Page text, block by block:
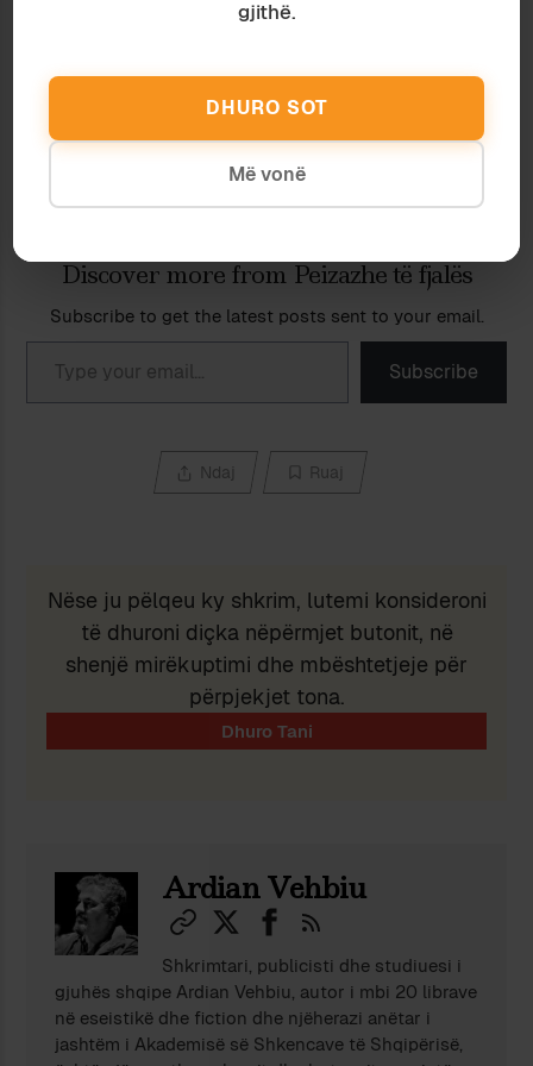
PSE JO PASKAJORJA GEGE
In "Gjuhësi"
PRAPË PASKAJORJA
In "Sociologji"
SHQIPJA E DRUNJTE (V)
16 November 2008
Discover more from Peizazhe të fjalës
Subscribe to get the latest posts sent to your email.
Type your email…
Subscribe
Ndaj Ruaj
Nëse ju pëlqeu ky shkrim, lutemi konsideroni
të dhuroni diçka nëpërmjet butonit, në
shenjë mirëkuptimi dhe mbështetjeje për
përpjekjet tona.
Ardian Vehbiu
Shkrimtari, publicisti dhe studiuesi i
gjuhës shqipe Ardian Vehbiu, autor i mbi 20 librave
në eseistikë dhe fiction dhe njëherazi anëtar i
jashtëm i Akademisë së Shkencave të Shqipërisë,
gjithë.
DHURO SOT
Më vonë